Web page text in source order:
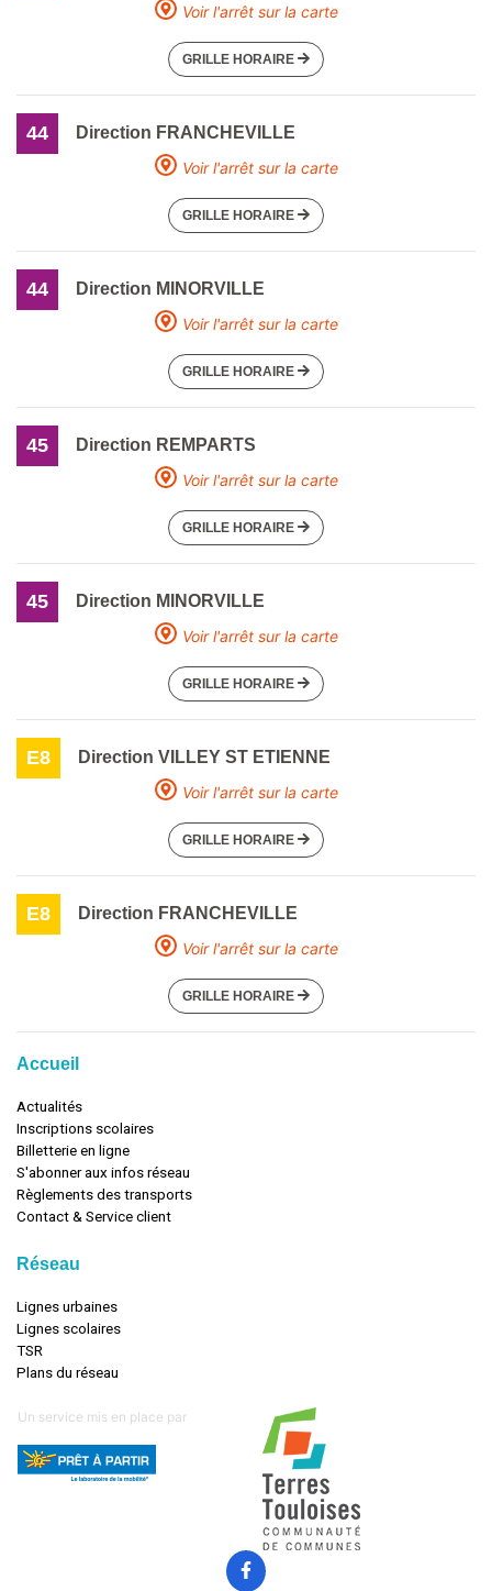
Voir l'arrêt sur la carte
GRILLE HORAIRE
44
Direction FRANCHEVILLE
Voir l'arrêt sur la carte
GRILLE HORAIRE
44
Direction MINORVILLE
Voir l'arrêt sur la carte
GRILLE HORAIRE
45
Direction REMPARTS
Voir l'arrêt sur la carte
GRILLE HORAIRE
45
Direction MINORVILLE
Voir l'arrêt sur la carte
GRILLE HORAIRE
E8
Direction VILLEY ST ETIENNE
Voir l'arrêt sur la carte
GRILLE HORAIRE
E8
Direction FRANCHEVILLE
Voir l'arrêt sur la carte
GRILLE HORAIRE
Accueil
Actualités
Inscriptions scolaires
Billetterie en ligne
S'abonner aux infos réseau
Règlements des transports
Contact & Service client
Réseau
Lignes urbaines
Lignes scolaires
TSR
Plans du réseau
Un service mis en place par